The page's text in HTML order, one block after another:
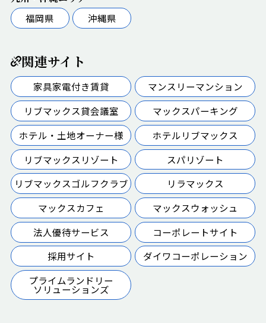
福岡県
沖縄県
関連サイト
家具家電付き賃貸
マンスリーマンション
リブマックス貸会議室
マックスパーキング
ホテル・土地オーナー様
ホテルリブマックス
リブマックスリゾート
スパリゾート
リブマックスゴルフクラブ
リラマックス
マックスカフェ
マックスウォッシュ
法人優待サービス
コーポレートサイト
採用サイト
ダイワコーポレーション
プライムランドリー
ソリューションズ